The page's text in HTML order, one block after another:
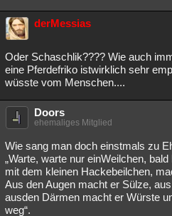
derMessias
Oder Schaschlik???? Wie auch
eine Pferdefriko istwirklich sehr
wüsste vom Menschen....
Doors
ehemaliges Mitglied
Wie sang man doch einstmals zu
„Warte, warte nur einWeilchen,
mit dem kleinen Hackebeilchen,
Aus den Augen macht er Sülze,
ausden Därmen macht er Würste
weg“.